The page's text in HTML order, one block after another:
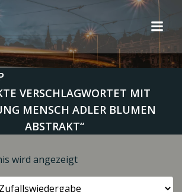
Zum
springen
VERSCHLAGWORTET MIT
MENSCH ADLER BLUMEN
ABSTRAKT“
wird angezeigt